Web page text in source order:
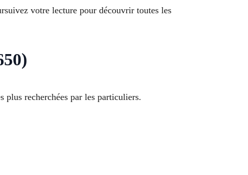
votre lecture pour découvrir toutes les
plus recherchées par les particuliers.